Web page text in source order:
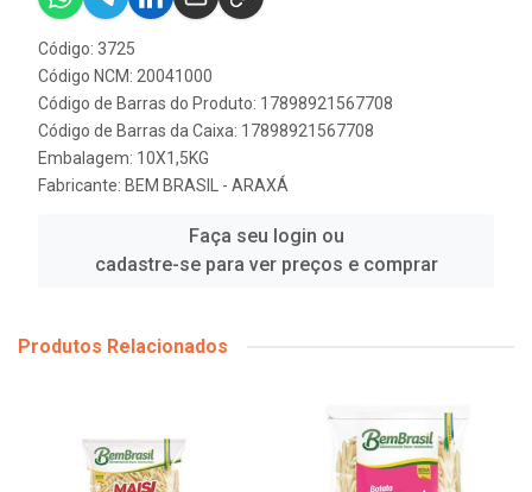
Código: 3725
Código NCM: 20041000
Código de Barras do Produto: 17898921567708
Código de Barras da Caixa: 17898921567708
Embalagem: 10X1,5KG
Fabricante: BEM BRASIL - ARAXÁ
Faça seu login ou
cadastre-se para ver preços e comprar
Produtos Relacionados